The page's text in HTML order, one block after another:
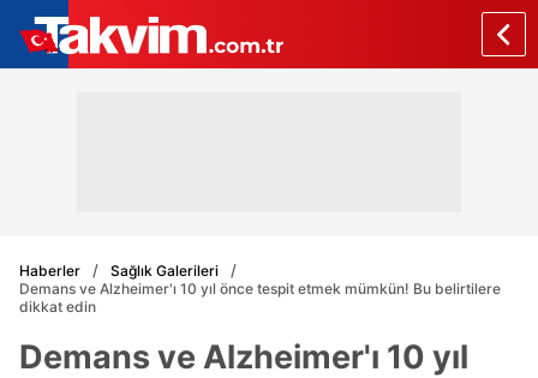
Haberler
Sağlık Galerileri
Demans ve Alzheimer'ı 10 yıl önce tespit etmek mümkün! Bu belirtilere
dikkat edin
Demans ve Alzheimer'ı 10 yıl